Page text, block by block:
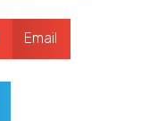
Email